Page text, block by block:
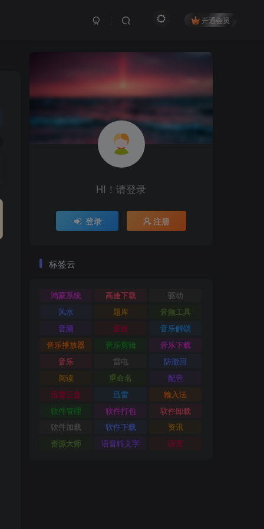
开通会员
HI！请登录
登录 注册
标签云
鸿蒙系统 高速下载
驱动
风水
题库
音频工具
音频
音效
音乐解锁
音乐播放器
音乐剪辑
音乐下载
音乐
雷电
防撤回
阅读
重命名
配音
迅雷云盘
迅雷
输入法
软件管理
软件打包
软件卸载
软件加载
软件下载
资讯
资源大师
语音转文字 语言